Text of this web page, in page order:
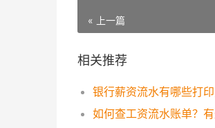
« 上一篇
相关推荐
银行薪资流水有哪些打
如何查工资流水账单？